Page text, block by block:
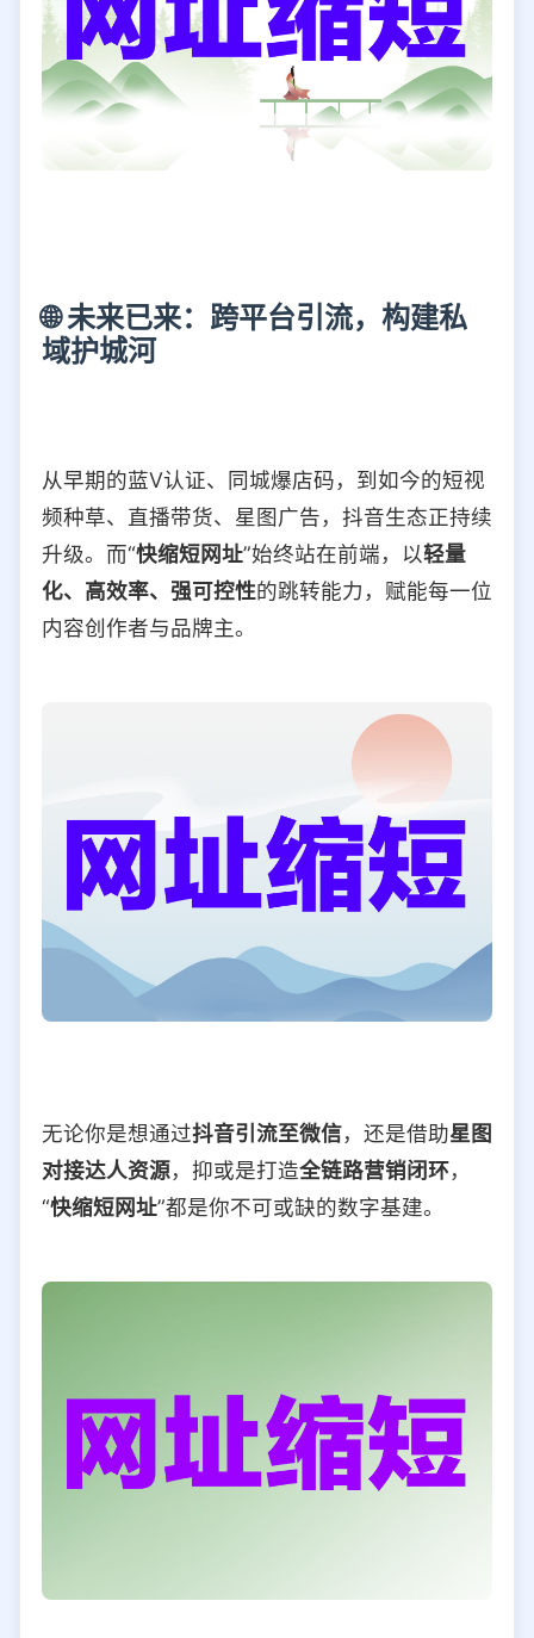
🌐 未来已来：跨平台引流，构建私
域护城河
从早期的蓝V认证、同城爆店码，到如今的短视
频种草、直播带货、星图广告，抖音生态正持续
升级。而“快缩短网址”始终站在前端，以轻量
化、高效率、强可控性的跳转能力，赋能每一位
内容创作者与品牌主。
无论你是想通过抖音引流至微信，还是借助星图
对接达人资源，抑或是打造全链路营销闭环，
“快缩短网址”都是你不可或缺的数字基建。